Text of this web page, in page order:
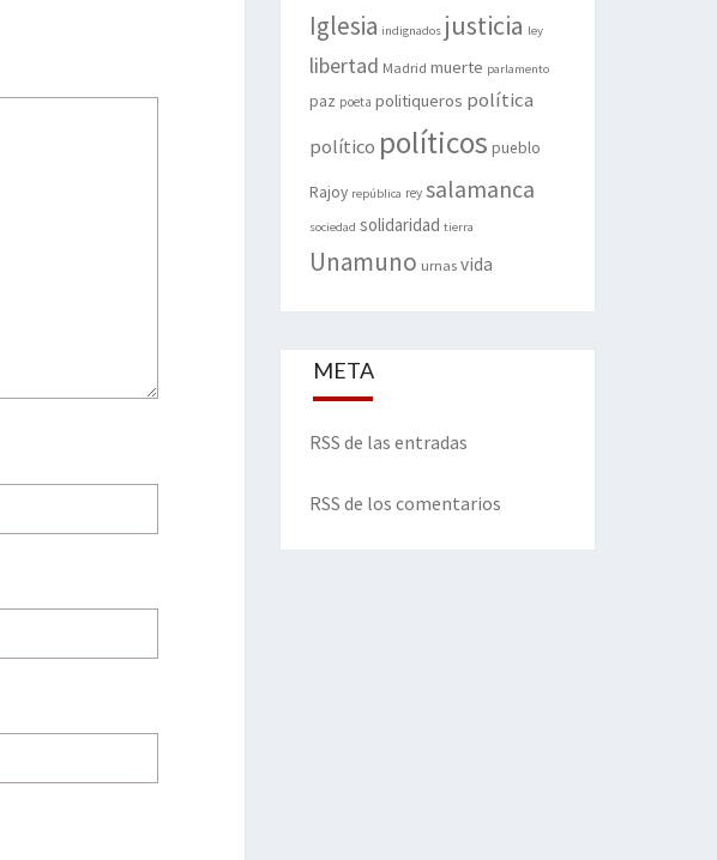
Iglesia indignados justicia ley
libertad Madrid muerte parlamento
paz poeta politiqueros política
político políticos pueblo
Rajoy república rey salamanca
sociedad solidaridad tierra
Unamuno urnas vida
META
RSS de las entradas
RSS de los comentarios